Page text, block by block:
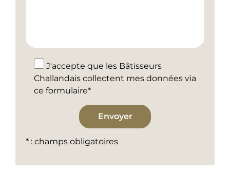
J'accepte que les Bâtisseurs
Challandais collectent mes données via
ce formulaire*
* : champs obligatoires